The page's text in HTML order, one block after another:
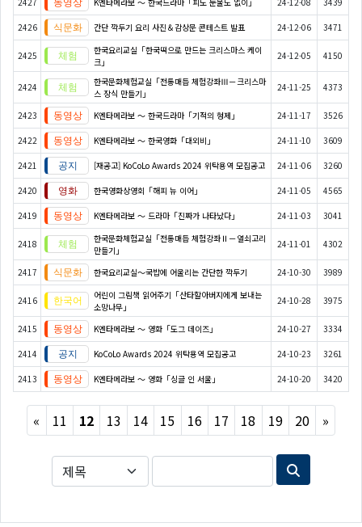
2426 간단 깍두기 요리 사진＆감상문 콘테스트 발표 24-12-06 3471
2425
한국요리교실「한국떡으로 만드는 크리스마스 케이
크」
24-12-05 4150
2424
한국문화체험교실「전통매듭 체험강좌Ⅲ－크리스마
스 장식 만들기」
24-11-25 4373
2423 K엔타메라보 ～ 한국드라마「기적의 형제」 24-11-17 3526
2422 K엔타메라보 ～ 한국영화「대외비」 24-11-10 3609
2421 [재공고] KoCoLo Awards 2024 위탁용역 모집공고 24-11-06 3260
2420 한국영화상영회「해피 뉴 이어」 24-11-05 4565
2419 K엔타메라보 ～ 드라마「진짜가 나타났다」 24-11-03 3041
2418
한국문화체험교실「전통매듭 체험강좌Ⅱ－열쇠고리
만들기」
24-11-01 4302
2417 한국요리교실〜국밥에 어울리는 간단한 깍두기 24-10-30 3989
2416
어린이 그림책 읽어주기「산타할아버지에게 보내는
소망나무」
24-10-28 3975
2415 K엔타메라보 ～ 영화「도그 데이즈」 24-10-27 3334
2414 KoCoLo Awards 2024 위탁용역 모집공고 24-10-23 3261
2413 K엔타메라보 ～ 영화「싱글 인 서울」 24-10-20 3420
« Previous
11 12 13 14 15 16 17 18 19 20 »Next